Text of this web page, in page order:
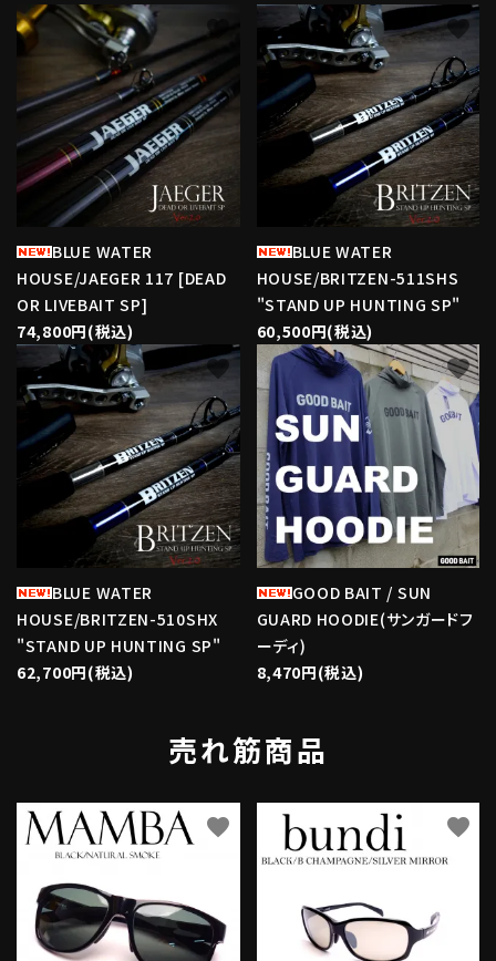
BLUE WATER
HOUSE/JAEGER 117 [DEAD
OR LIVEBAIT SP]
74,800円(税込)
favorite
BLUE WATER
HOUSE/BRITZEN-511SHS
"STAND UP HUNTING SP"
60,500円(税込)
favorite
BLUE WATER
HOUSE/BRITZEN-510SHX
"STAND UP HUNTING SP"
62,700円(税込)
favorite
GOOD BAIT / SUN
GUARD HOODIE(サンガードフ
ーディ)
8,470円(税込)
favorite
売れ筋商品
favorite favorite